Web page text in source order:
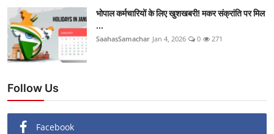
भोपाल कर्मचारियों के लिए खुशखबरी! मकर संक्रांति पर मिल
...
SaahasSamachar Jan 4, 2026 0 271
Follow Us
Facebook